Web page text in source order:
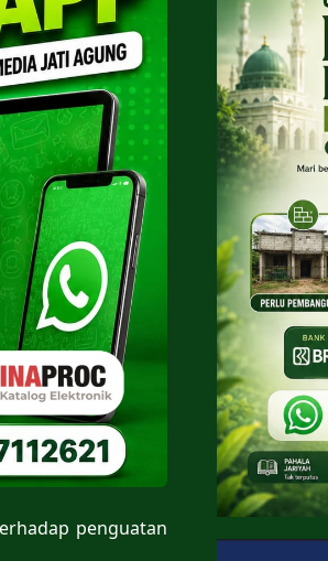
penguatan